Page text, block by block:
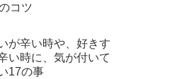
コツ
が辛い時や、好きす
い時に、気が付いて
17の事